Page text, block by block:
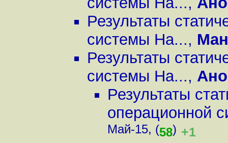
Результаты
системы Ha...,
Результаты
системы Ha...,
Результаты
операционной
Май-15, (58) +1